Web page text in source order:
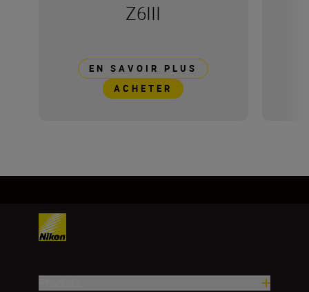
Z6III
EN SAVOIR PLUS
ACHETER